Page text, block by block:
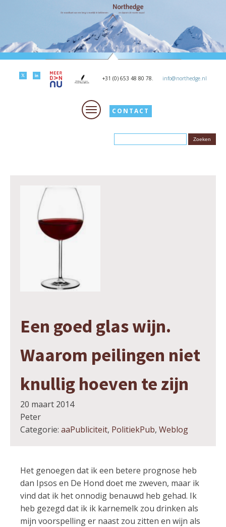
+31 (0) 653 48 80 78. info@northedge.nl
CONTACT
Een goed glas wijn.
Waarom peilingen niet
knullig hoeven te zijn
20 maart 2014
Peter
Categorie: aaPubliciteit, PolitiekPub, Weblog
Het genoegen dat ik een betere prognose heb
dan Ipsos en De Hond doet me zweven, maar ik
vind dat ik het onnodig benauwd heb gehad. Ik
heb gezegd dat ik ik karnemelk zou drinken als
mijn voorspelling er naast zou zitten en wijn als